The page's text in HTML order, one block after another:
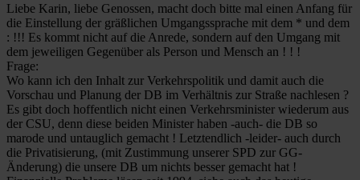
Liebe Karin, liebe Genossen, macht doch bitte mal einen Anfang für
die Einstellung der gräßlichen Umgangssprache mit dem * und dem
: !!! Es kommt nicht auf die Anrede, sondern auf den Umgang mit
dem jeweiligen Gegenüber als Person und Mensch an ! ! !
Frage:
Wo kann ich den Inhalt zur Verkehrspolitik und damit auch die
Vorschau und Planung der DB im Verhältnis zur Straße nachlesen ?
Es gibt doch hoffentlich nicht einen Verkehrsminister wiederum aus
der CSU, denn diese beiden Minister haben -auch- die DB so
marode und untauglich gemacht ! Letztendlich -leider- auch durch
die Privatisierung, (mit Zustimmung unserer SPD zur GG-
Änderung) die unsere DB um nichts besser gemacht hat !